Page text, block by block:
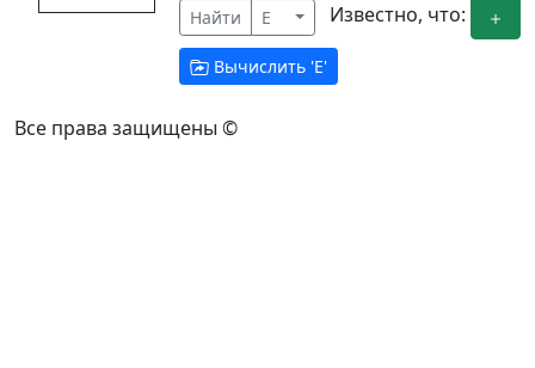
Найти E Известно, что:
Вычислить 'E'
Все права защищены ©